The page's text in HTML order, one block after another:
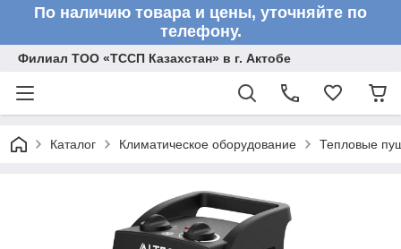
По наличию товара и цены, уточняйте по
телефону.
Филиал ТОО «ТССП Казахстан» в г. Актобе
Каталог Климатическое оборудование Тепловые